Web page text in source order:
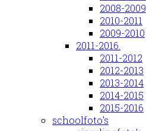
2008-2009
2010-2011
2009-2010
2011-2016.
2011-2012
2012-2013
2013-2014
2014-2015
2015-2016
schoolfoto's